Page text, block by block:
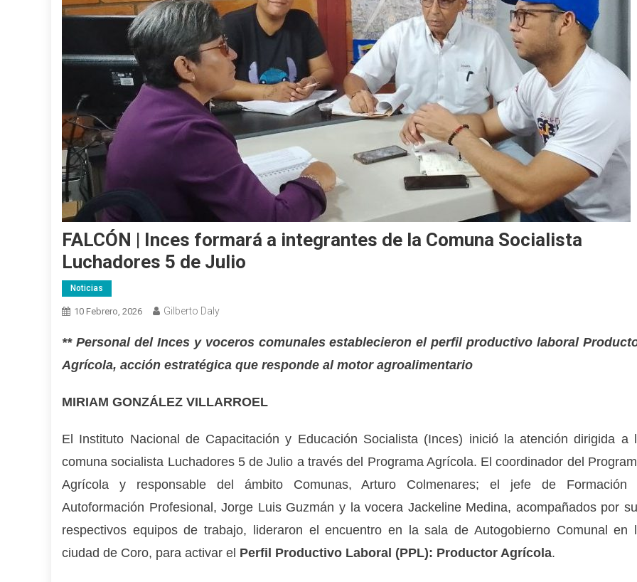
FALCÓN | Inces formará a integrantes de la Comuna Socialista
Luchadores 5 de Julio
Noticias
10 Febrero, 2026 Gilberto Daly
** Personal del Inces y voceros comunales establecieron el perfil productivo laboral
Agrícola, acción estratégica que responde al motor agroalimentario
MIRIAM GONZÁLEZ VILLARROEL
El Instituto Nacional de Capacitación y Educación Socialista (Inces) inició la atención dirigida a
comuna socialista Luchadores 5 de Julio a través del Programa Agrícola. El coordinador del
Agrícola y responsable del ámbito Comunas, Arturo Colmenares; el jefe de Formación
Autoformación Profesional, Jorge Luis Guzmán y la vocera Jackeline Medina, acompañados por
respectivos equipos de trabajo, lideraron el encuentro en la sala de Autogobierno Comunal en
ciudad de Coro, para activar el Perfil Productivo Laboral (PPL): Productor Agrícola.